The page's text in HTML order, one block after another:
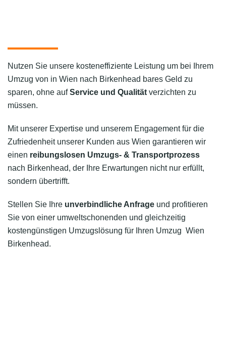
Nutzen Sie unsere kosteneffiziente Leistung um bei Ihrem
Umzug von in Wien nach Birkenhead bares Geld zu
sparen, ohne aufService und Qualität verzichten zu
müssen.
Mit unserer Expertise und unserem Engagement für die
Zufriedenheit unserer Kunden aus Wien garantieren wir
einen reibungslosen Umzugs- & Transportprozess
nach Birkenhead, der Ihre Erwartungen nicht nur erfüllt,
sondern übertrifft.
Stellen Sie Ihre unverbindliche Anfrage und profitieren
Sie von einer umweltschonenden und gleichzeitig
kostengünstigen Umzugslösung für Ihren Umzug Wien
Birkenhead.